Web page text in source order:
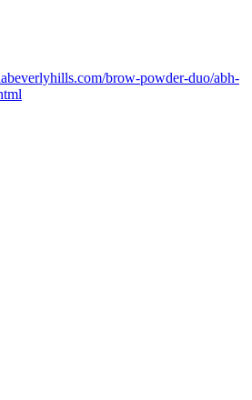
brow-powder-duo/abh-